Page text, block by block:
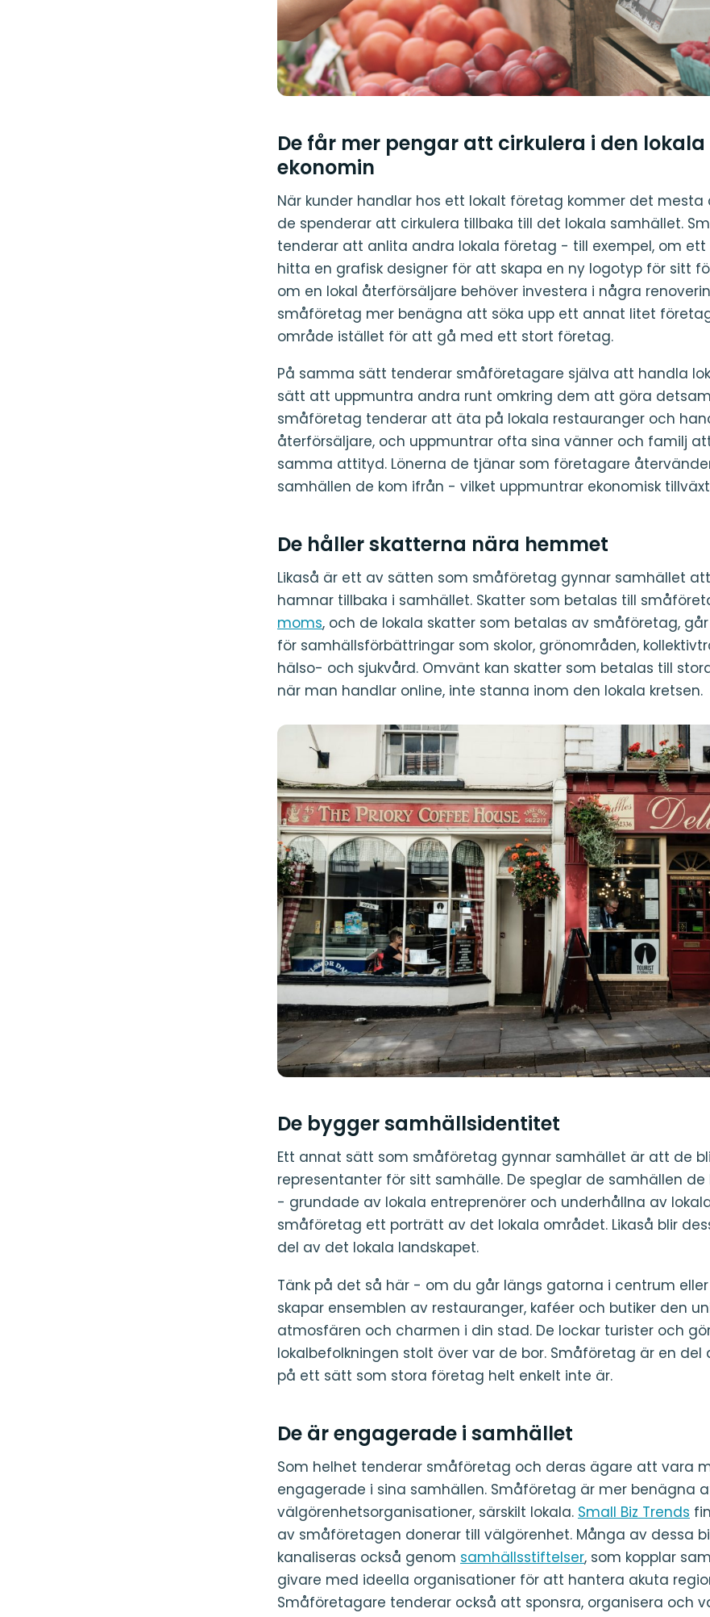
De får mer pengar att cirkulera i den lokala
ekonomin
När kunder handlar hos ett lokalt företag kommer det mesta
de spenderar att cirkulera tillbaka till det lokala samhället.
tenderar att anlita andra lokala företag - till exempel, om ett
hitta en grafisk designer för att skapa en ny logotyp för sitt
om en lokal återförsäljare behöver investera i några
småföretag mer benägna att söka upp ett annat litet
område istället för att gå med ett stort företag.
På samma sätt tenderar småföretagare själva att handla
sätt att uppmuntra andra runt omkring dem att göra
småföretag tenderar att äta på lokala restauranger och
återförsäljare, och uppmuntrar ofta sina vänner och familj
samma attityd. Lönerna de tjänar som företagare
samhällen de kom ifrån - vilket uppmuntrar ekonomisk
De håller skatterna nära hemmet
Likaså är ett av sätten som småföretag gynnar samhället
hamnar tillbaka i samhället. Skatter som betalas till
moms, och de lokala skatter som betalas av småföretag,
för samhällsförbättringar som skolor, grönområden,
hälso- och sjukvård. Omvänt kan skatter som betalas till
när man handlar online, inte stanna inom den lokala kretsen.
De bygger samhällsidentitet
Ett annat sätt som småföretag gynnar samhället är att de
representanter för sitt samhälle. De speglar de samhällen
- grundade av lokala entreprenörer och underhållna av
småföretag ett porträtt av det lokala området. Likaså blir
del av det lokala landskapet.
Tänk på det så här - om du går längs gatorna i centrum
skapar ensemblen av restauranger, kaféer och butiker den
atmosfären och charmen i din stad. De lockar turister och
lokalbefolkningen stolt över var de bor. Småföretag är en del
på ett sätt som stora företag helt enkelt inte är.
De är engagerade i samhället
Som helhet tenderar småföretag och deras ägare att vara
engagerade i sina samhällen. Småföretag är mer benägna
välgörenhetsorganisationer, särskilt lokala. Small Biz Trends
av småföretagen donerar till välgörenhet. Många av dessa
kanaliseras också genom samhällsstiftelser, som kopplar
givare med ideella organisationer för att hantera akuta
Småföretagare tenderar också att sponsra, organisera och